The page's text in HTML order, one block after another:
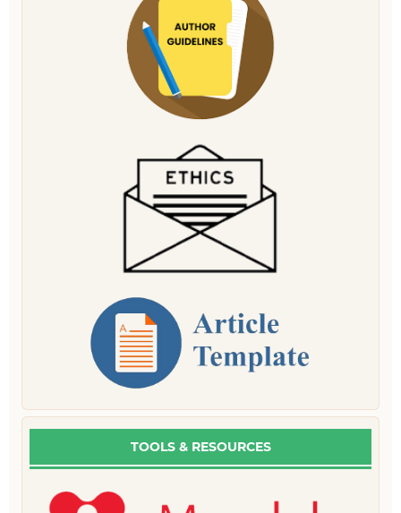
TOOLS & RESOURCES